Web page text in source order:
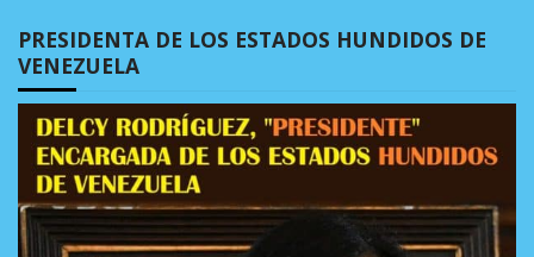
PRESIDENTA DE LOS ESTADOS HUNDIDOS DE
VENEZUELA